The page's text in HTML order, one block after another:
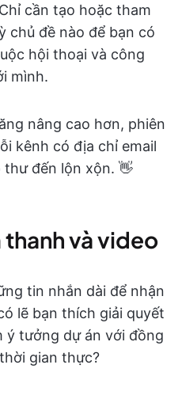
cần tạo hoặc tham
chủ đề nào để bạn có
hội thoại và công
mình.
nâng cao hơn, phiên
kênh có địa chỉ email
đến lộn xộn. 👋
và video
tin nhắn dài để nhận
lẽ bạn thích giải quyết
ý tưởng dự án với đồng
gian thực?